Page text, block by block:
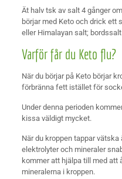
Ät halv tsk av salt 4 gånger
börjar med Keto och drick ett
eller Himalayan salt;
Varför får du Keto flu?
När du börjar på Keto börjar
förbränna fett istället för
Under denna perioden
kissa väldigt mycket.
När du kroppen tappar
elektrolyter och mineraler
kommer att hjälpa till med att
mineralerna i kroppen.